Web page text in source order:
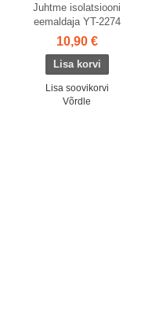
Juhtme isolatsiooni
eemaldaja YT-2274
10,90 €
Lisa soovikorvi
Võrdle